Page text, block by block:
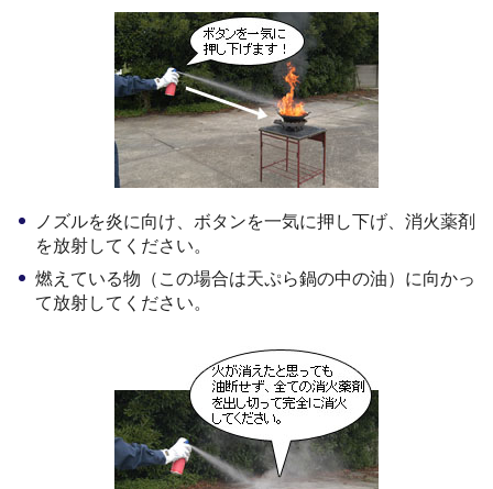
ノズルを炎に向け、ボタンを一気に押し下げ、消火薬剤
を放射してください。
燃えている物（この場合は天ぷら鍋の中の油）に向かっ
て放射してください。